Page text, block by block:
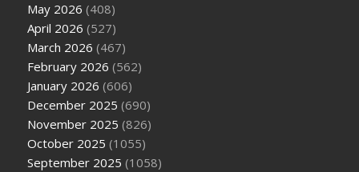
May 2026 (408)
April 2026 (527)
March 2026 (467)
February 2026 (562)
January 2026 (606)
December 2025 (690)
November 2025 (826)
October 2025 (1055)
September 2025 (1058)